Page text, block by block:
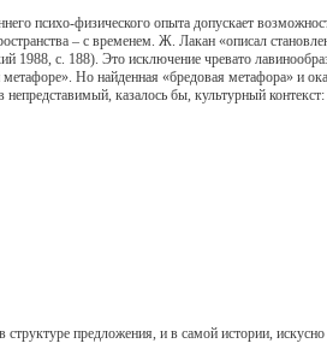
психо-физического опыта допускает
– с временем. Ж. Лакан «описал
1988, с. 188). Это исключение чревато
метафоре». Но найденная «бредовая метафора» и
казалось бы, культурный контекст:
предложения, и в самой истории,